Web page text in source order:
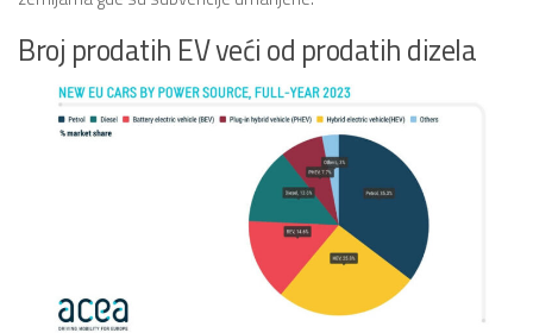
Broj prodatih EV veći od prodatih dizela